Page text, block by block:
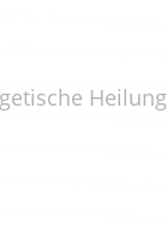
Heilung